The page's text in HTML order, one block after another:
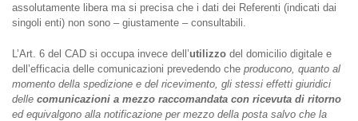
assolutamente libera ma si precisa che i dati dei Referenti (indicati dai
singoli enti) non sono – giustamente – consultabili.
L’Art. 6 del CAD si occupa invece dell’utilizzo del domicilio digitale e
dell’efficacia delle comunicazioni prevedendo che producono, quanto al
momento della spedizione e del ricevimento, gli stessi effetti giuridici
delle comunicazioni a mezzo raccomandata con ricevuta di ritorno
ed equivalgono alla notificazione per mezzo della posta salvo che la